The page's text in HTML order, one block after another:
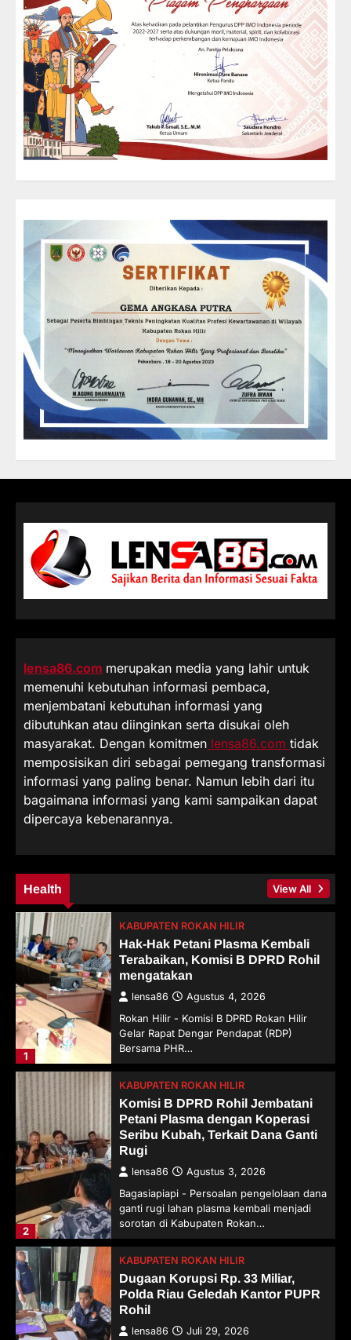
lensa86.com merupakan media yang lahir untuk
memenuhi kebutuhan informasi pembaca,
menjembatani kebutuhan informasi yang
dibutuhkan atau diinginkan serta disukai oleh
masyarakat. Dengan komitmen lensa86.com tidak
memposisikan diri sebagai pemegang transformasi
informasi yang paling benar. Namun lebih dari itu
bagaimana informasi yang kami sampaikan dapat
dipercaya kebenarannya.
Health View All
1
KABUPATEN ROKAN HILIR
Hak-Hak Petani Plasma Kembali
Terabaikan, Komisi B DPRD Rohil
mengatakan
lensa86 Agustus 4, 2026
Rokan Hilir - Komisi B DPRD Rokan Hilir
Gelar Rapat Dengar Pendapat (RDP)
Bersama PHR…
2
KABUPATEN ROKAN HILIR
Komisi B DPRD Rohil Jembatani
Petani Plasma dengan Koperasi
Seribu Kubah, Terkait Dana Ganti
Rugi
lensa86 Agustus 3, 2026
Bagasiapiapi - Persoalan pengelolaan dana
ganti rugi lahan plasma kembali menjadi
sorotan di Kabupaten Rokan…
KABUPATEN ROKAN HILIR
Dugaan Korupsi Rp. 33 Miliar,
Polda Riau Geledah Kantor PUPR
Rohil
lensa86 Juli 29, 2026